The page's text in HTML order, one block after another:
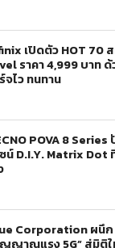
เปิดตัว HOT 70
ราคา 4,999 บาท
จไว ทนทาน
POVA 8 Series
น์ D.I.Y. Matrix
Corporation ผนึก
ญาณแรง 5G” สู่มิติใ